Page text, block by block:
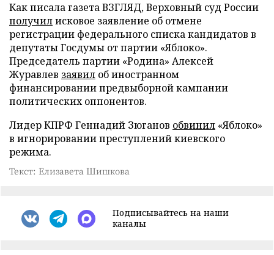
Как писала газета ВЗГЛЯД, Верховный суд России
получилисковое заявление об отмене
регистрации федерального списка кандидатов в
депутаты Госдумы от партии «Яблоко».
Председатель партии «Родина» Алексей
Журавлев заявил об иностранном
финансировании предвыборной кампании
политических оппонентов.
Лидер КПРФ Геннадий Зюганов обвинил «Яблоко»
в игнорировании преступлений киевского
режима.
Текст: Елизавета Шишкова
Подписывайтесь на наши
каналы